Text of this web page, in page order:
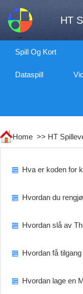
HT
Spill Og Kort
Dataspill
Home >> HT
Hva er koden for
Hvordan du
Hvordan slå av
Hvordan få
Hvordan lage en